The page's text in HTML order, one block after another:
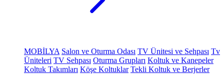
MOBİLYA Salon ve Oturma Odası TV Ünitesi ve Sehpası Tv
Üniteleri TV Sehpası Oturma Grupları Koltuk ve Kanepeler
Koltuk Takımları Köşe Koltuklar Tekli Koltuk ve Berjerler